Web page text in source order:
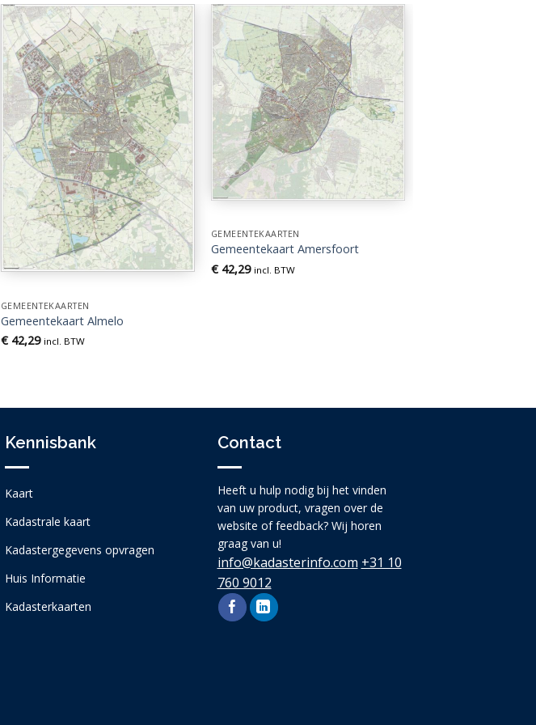
GEMEENTEKAARTEN
Gemeentekaart Almelo
€42,29 incl. BTW
GEMEENTEKAARTEN
Gemeentekaart Amersfoort
€42,29 incl. BTW
Kennisbank
Kaart
Kadastrale kaart
Kadastergegevens opvragen
Huis Informatie
Kadasterkaarten
Contact
Heeft u hulp nodig bij het vinden
van uw product, vragen over de
website of feedback? Wij horen
graag van u!
info@kadasterinfo.com +31 10
760 9012